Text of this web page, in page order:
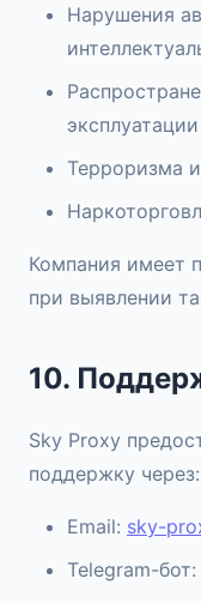
Нарушения
эксплуатации
Терроризма
Компания имеет
при выявлении
10.
Sky Proxy
поддержку через:
Email: sky-
Telegram-бот: